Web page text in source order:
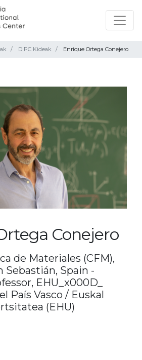
DIPC Kideak Enrique Ortega Conejero
Conejero
de Materiales (CFM),
Sebastián, Spain -
EHU_x000D_
País Vasco / Euskal
(EHU)